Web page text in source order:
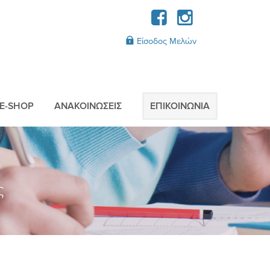
E-SHOP AΝΑΚΟΙΝΩΣΕΙΣ ΕΠΙΚΟΙΝΩΝIΑ
Είσοδος Μελών